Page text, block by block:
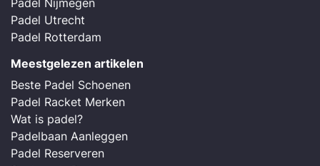
Padel Nijmegen
Padel Utrecht
Padel Rotterdam
Meestgelezen artikelen
Beste Padel Schoenen
Padel Racket Merken
Wat is padel?
Padelbaan Aanleggen
Padel Reserveren